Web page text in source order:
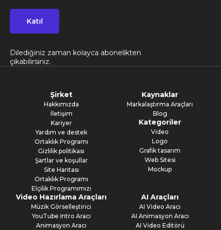
Katıl
Dilediğiniz zaman kolayca abonelikten
çıkabilirsiniz.
Şirket
Hakkımızda
İletişim
Kariyer
Yardım ve destek
Ortaklık Programı
Gizlilik politikası
Şartlar ve koşullar
Site Haritası
Ortaklık Programı
Elçilik Programımızı
Kaynaklar
Markalaştırma Araçları
Blog
Kategoriler
Video
Logo
Grafik tasarım
Web Sitesi
Mockup
Video Hazırlama Araçları
Müzik Görselleştirici
YouTube Intro Aracı
Animasyon Aracı
AI Araçları
AI Video Aracı
AI Animasyon Aracı
AI Video Editörü